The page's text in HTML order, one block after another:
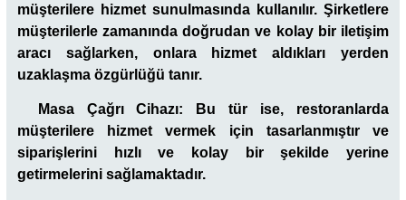
müşterilere hizmet sunulmasında kullanılır. Şirketlere
müşterilerle zamanında doğrudan ve kolay bir iletişim
aracı sağlarken, onlara hizmet aldıkları yerden
uzaklaşma özgürlüğü tanır.
Masa Çağrı Cihazı:
Bu tür ise, restoranlarda
müşterilere hizmet vermek için tasarlanmıştır ve
siparişlerini hızlı ve kolay bir şekilde yerine
getirmelerini sağlamaktadır.